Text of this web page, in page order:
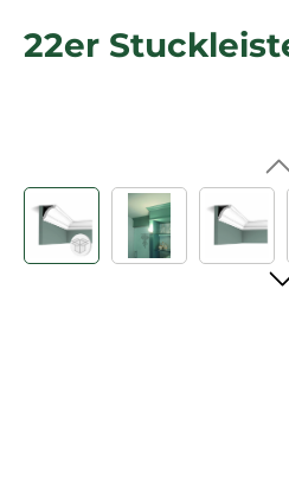
22er
Bildergalerie überspringen